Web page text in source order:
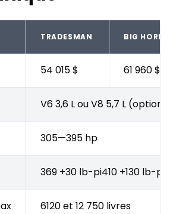
TRADESMAN BIG HORN
54 015 $ 61 960 $
V6 3,6 L ou V8 5,7 L (option)
305—395 hp
369 +30 lb-pi410 +130 lb-pi
6120 et 12 750 livres